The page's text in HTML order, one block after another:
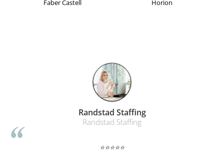
Table magnetice (whiteboard-uri)
Incarcatoare wireless
Incarcatoare cu fir si auto
Ceasuri smart - Smartwatch
Faber Castell Horion
Randstad Staffing
Randstad Staffing
⭐⭐⭐⭐⭐